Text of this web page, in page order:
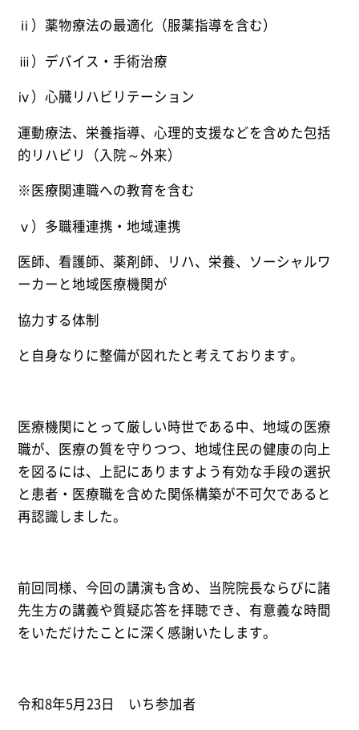
ⅱ）薬物療法の最適化（服薬指導を含む）
ⅲ）デバイス・手術治療
ⅳ）心臓リハビリテーション
運動療法、栄養指導、心理的支援などを含めた包括
的リハビリ（入院～外来）
※医療関連職への教育を含む
ⅴ）多職種連携・地域連携
医師、看護師、薬剤師、リハ、栄養、ソーシャルワ
ーカーと地域医療機関が
協力する体制
と自身なりに整備が図れたと考えております。
医療機関にとって厳しい時世である中、地域の医療
職が、医療の質を守りつつ、地域住民の健康の向上
を図るには、上記にありますよう有効な手段の選択
と患者・医療職を含めた関係構築が不可欠であると
再認識しました。
前回同様、今回の講演も含め、当院院長ならびに諸
先生方の講義や質疑応答を拝聴でき、有意義な時間
をいただけたことに深く感謝いたします。
令和8年5月23日 いち参加者